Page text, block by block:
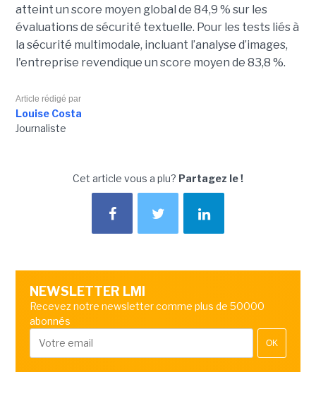
atteint un score moyen global de 84,9 % sur les
évaluations de sécurité textuelle. Pour les tests liés à
la sécurité multimodale, incluant l’analyse d’images,
l'entreprise revendique un score moyen de 83,8 %.
Article rédigé par
Louise Costa
Journaliste
Cet article vous a plu? Partagez le !
NEWSLETTER LMI
Recevez notre newsletter comme plus de 50000
abonnés
OK